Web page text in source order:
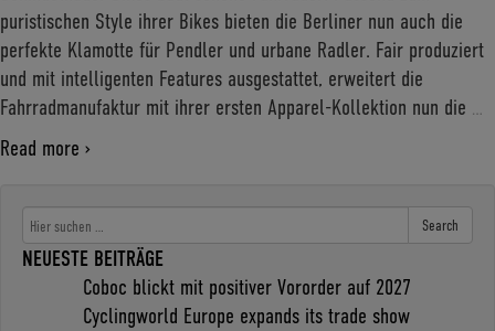
puristischen Style ihrer Bikes bieten die Berliner nun auch die
perfekte Klamotte für Pendler und urbane Radler. Fair produziert
und mit intelligenten Features ausgestattet, erweitert die
Fahrradmanufaktur mit ihrer ersten Apparel-Kollektion nun die
Read more ›
Search
NEUESTE BEITRÄGE
Coboc blickt mit positiver Vororder auf 2027
Cyclingworld Europe expands its trade show